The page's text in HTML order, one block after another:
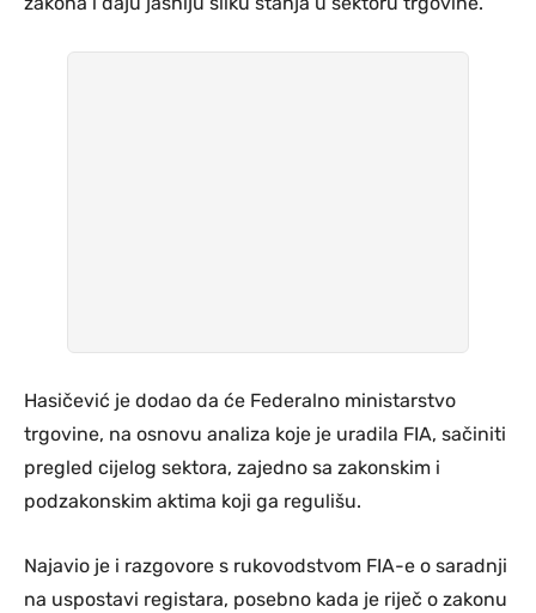
Hasičević je dodao da će Federalno ministarstvo
trgovine, na osnovu analiza koje je uradila FIA, sačiniti
pregled cijelog sektora, zajedno sa zakonskim i
podzakonskim aktima koji ga regulišu.
Najavio je i razgovore s rukovodstvom FIA-e o saradnji
na uspostavi registara, posebno kada je riječ o zakonu